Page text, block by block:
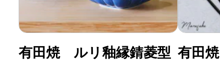
有田焼 ルリ釉縁錆菱型 有田